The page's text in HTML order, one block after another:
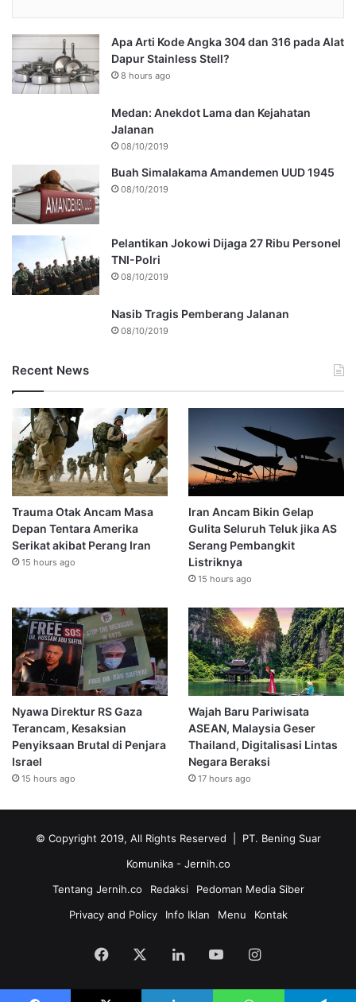
Apa Arti Kode Angka 304 dan 316 pada Alat
Dapur Stainless Stell?
8 hours ago
Medan: Anekdot Lama dan Kejahatan
Jalanan
08/10/2019
Buah Simalakama Amandemen UUD 1945
08/10/2019
Pelantikan Jokowi Dijaga 27 Ribu Personel
TNI-Polri
08/10/2019
Nasib Tragis Pemberang Jalanan
08/10/2019
Recent News
Trauma Otak Ancam Masa
Depan Tentara Amerika
Serikat akibat Perang Iran
15 hours ago
Iran Ancam Bikin Gelap
Gulita Seluruh Teluk jika AS
Serang Pembangkit
Listriknya
15 hours ago
Nyawa Direktur RS Gaza
Terancam, Kesaksian
Penyiksaan Brutal di Penjara
Israel
15 hours ago
Wajah Baru Pariwisata
ASEAN, Malaysia Geser
Thailand, Digitalisasi Lintas
Negara Beraksi
17 hours ago
© Copyright 2019, All Rights Reserved | PT. Bening Suar
Komunika - Jernih.co
Tentang Jernih.co
Redaksi
Pedoman Media Siber
Privacy and Policy
Info Iklan Menu Kontak
Facebook LinkedInYouTubeInstagram